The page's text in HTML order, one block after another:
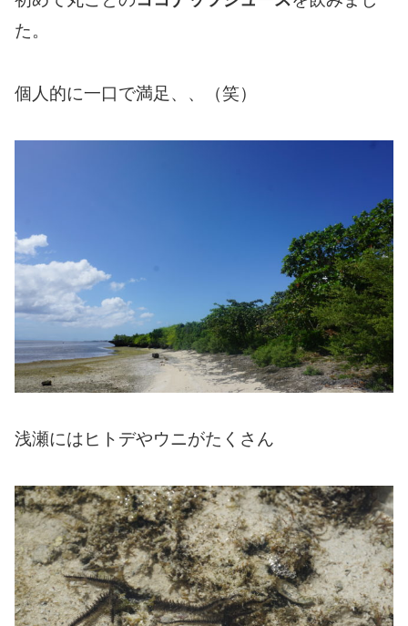
た。
個人的に一口で満足、、（笑）
浅瀬にはヒトデやウニがたくさん